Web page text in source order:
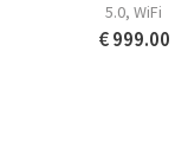
5.0, WiFi
€ 999.00